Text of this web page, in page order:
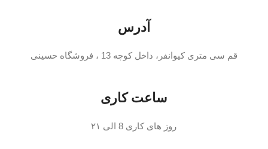
آدرس
قم سی متری کیوانفر، داخل کوچه 13 ، فروشگاه حسینی
ساعت کاری
روز های کاری 8 الی ۲۱